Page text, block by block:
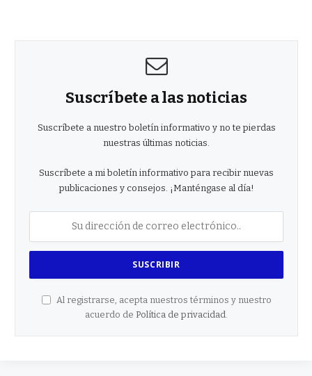
Suscríbete a las noticias
Suscríbete a nuestro boletín informativo y no te pierdas
nuestras últimas noticias.
Suscríbete a mi boletín informativo para recibir nuevas
publicaciones y consejos. ¡Manténgase al día!
Al registrarse, acepta nuestros términos y nuestro
acuerdo de Política de privacidad